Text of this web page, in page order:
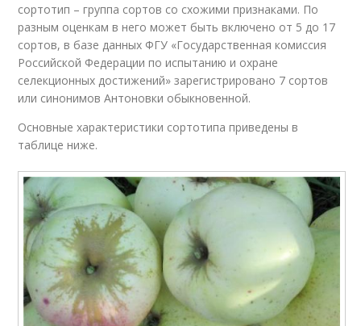
сортотип – группа сортов со схожими признаками. По
разным оценкам в него может быть включено от 5 до 17
сортов, в базе данных ФГУ «Государственная комиссия
Российской Федерации по испытанию и охране
селекционных достижений» зарегистрировано 7 сортов
или синонимов Антоновки обыкновенной.
Основные характеристики сортотипа приведены в
таблице ниже.